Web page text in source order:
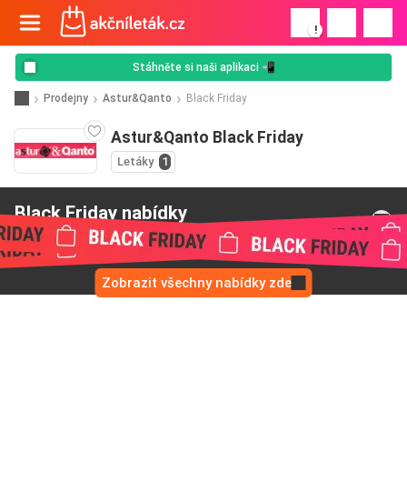
!
Stáhněte si naši aplikaci 📲
Prodejny Astur&Qanto Black Friday
Astur&Qanto Black Friday
Letáky 1
Black Friday nabídky
od Astur&Qanto
Zobrazit všechny nabídky zde